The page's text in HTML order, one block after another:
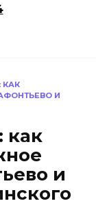
КАК
И
как
и